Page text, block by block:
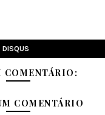
DISQUS
COMENTÁRIO:
COMENTÁRIO